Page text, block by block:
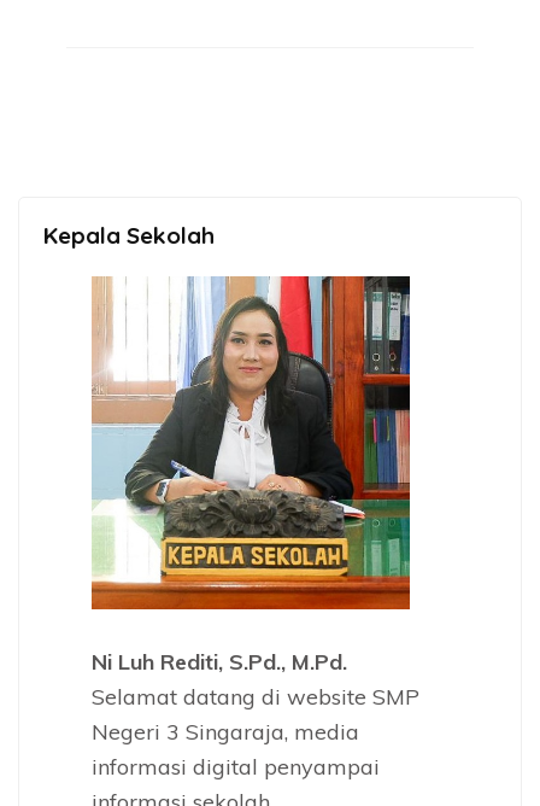
Kepala Sekolah
Ni Luh Rediti, S.Pd., M.Pd.
Selamat datang di website SMP
Negeri 3 Singaraja, media
informasi digital penyampai